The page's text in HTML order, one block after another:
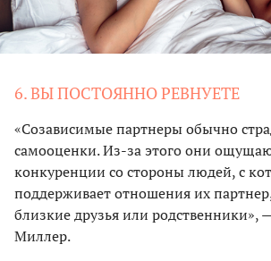
6. ВЫ ПОСТОЯННО РЕВНУЕТЕ
«Созависимые партнеры обычно
самооценки. Из-за этого они
конкуренции со стороны людей, с
поддерживает отношения их
близкие друзья или родственники»,
Миллер.